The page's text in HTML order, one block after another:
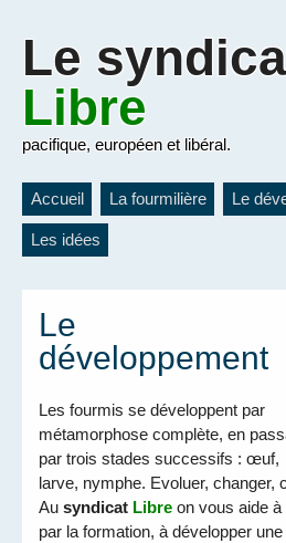
Le
Libre
pacifique, européen et libéral.
Accueil La fourmilière Le
Les idées
Le
développement
Les fourmis se développent par
métamorphose complète, en
par trois stades successifs : œuf,
larve, nymphe. Evoluer, changer,
Ausyndicat Libre on vous aide
par la formation, à développer